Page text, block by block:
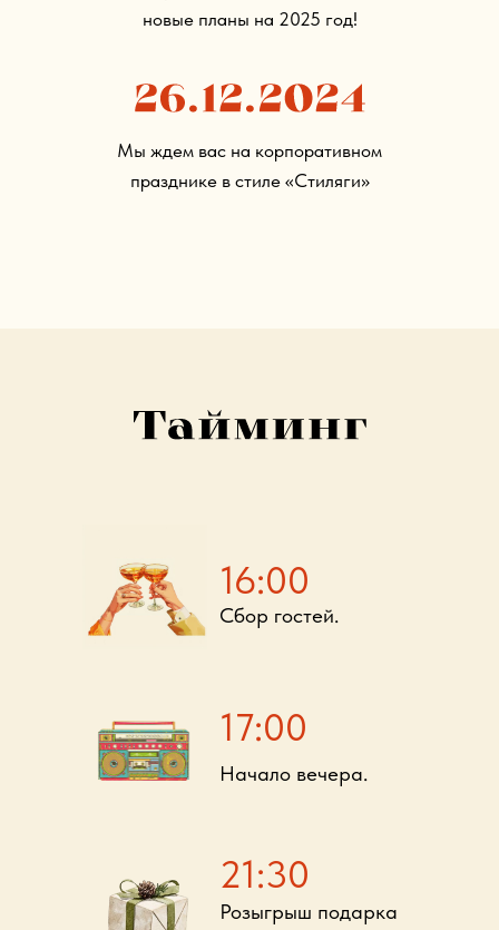
новые планы на 2025 год!
Мы ждем вас на корпоративном
празднике в стиле «Стиляги»
Начало вечера.
17:00
21:30
16:00
Сбор гостей.
Розыгрыш подарка